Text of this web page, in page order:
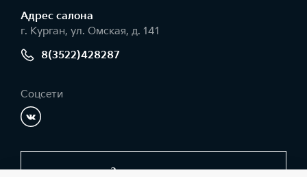
Адрес салонa
г. Курган, ул. Омская, д. 141
8(3522)428287
Соцсети
Заказать звонок